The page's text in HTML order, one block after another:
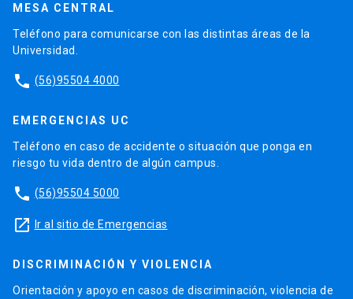
MESA CENTRAL
Teléfono para comunicarse con las distintas áreas de la
Universidad.
phone (56)95504 4000
EMERGENCIAS UC
Teléfono en caso de accidente o situación que ponga en
riesgo tu vida dentro de algún campus.
phone (56)95504 5000
launch Ir al sitio de Emergencias
DISCRIMINACIÓN Y VIOLENCIA
Orientación y apoyo en casos de discriminación, violencia de